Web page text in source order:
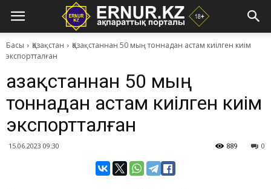
Басы Қазақстан
Қазақстаннан 50 мың тоннадан астам киілген киім
экспортталған
Қазақстаннан 50 мың
тоннадан астам киілген киім
экспортталған
15.06.2023 09:30 0
889